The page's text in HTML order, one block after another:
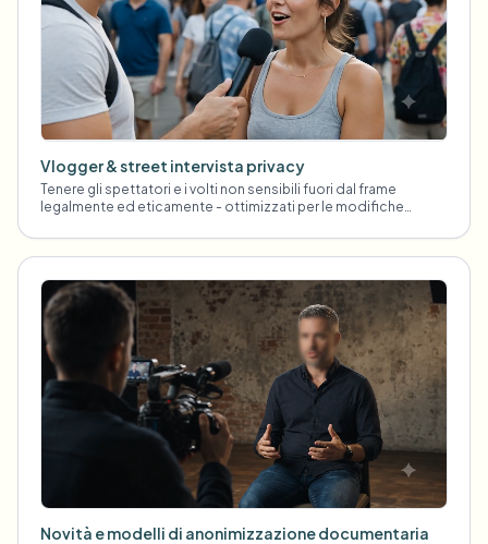
Vlogger & street intervista privacy
Tenere gli spettatori e i volti non sensibili fuori dal frame
legalmente ed eticamente - ottimizzati per le modifiche
Novità e modelli di anonimizzazione documentaria